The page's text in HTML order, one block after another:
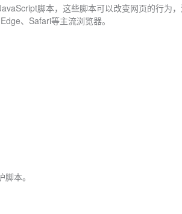
脚本，这些脚本可以改变网页的行为
、Safari等主流浏览器。
本。